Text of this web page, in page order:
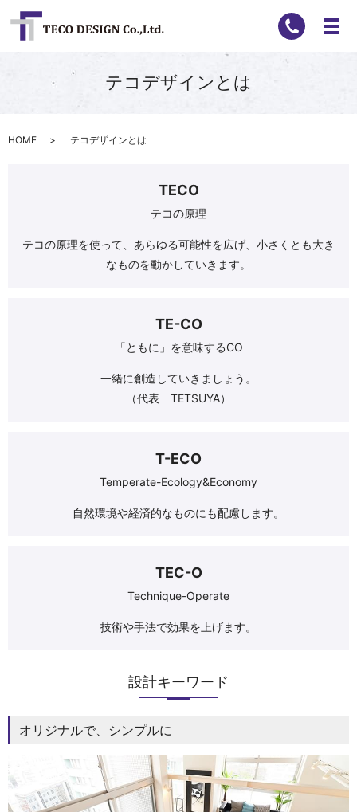
テコデザインとは
HOME テコデザインとは
TECO
テコの原理
テコの原理を使って、あらゆる可能性を広げ、小さくとも大き
なものを動かしていきます。
TE-CO
「ともに」を意味するCO
一緒に創造していきましょう。
（代表 TETSUYA）
T-ECO
Temperate-Ecology&Economy
自然環境や経済的なものにも配慮します。
TEC-O
Technique-Operate
技術や手法で効果を上げます。
設計キーワード
オリジナルで、シンプルに